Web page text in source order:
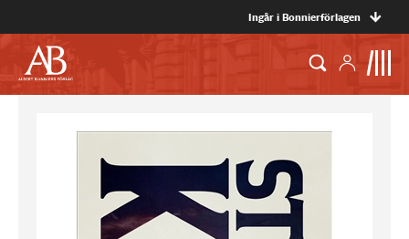
Ingår i Bonnierförlagen